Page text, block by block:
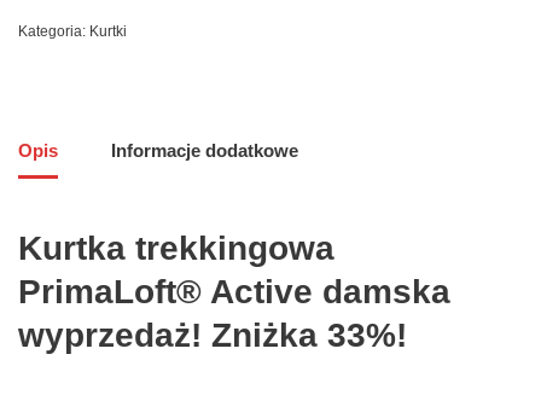
Kategoria: Kurtki
Opis Informacje dodatkowe
Kurtka trekkingowa
PrimaLoft® Active damska
wyprzedaż! Zniżka 33%!